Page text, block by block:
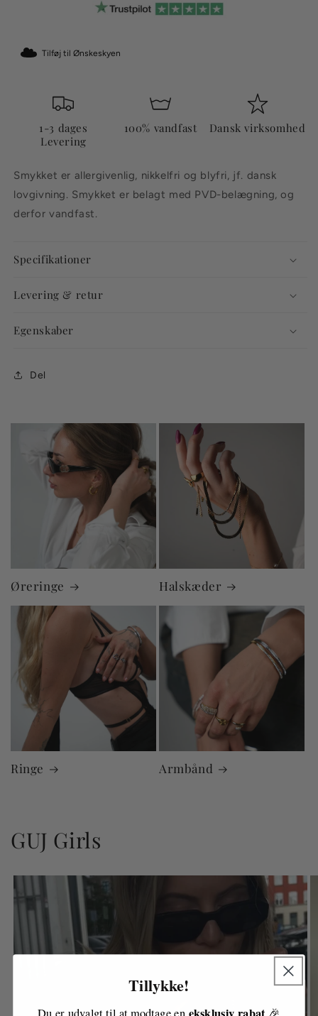
Tilføj til Ønskeskyen
1-3 dages
Levering
100% vandfast Dansk virksomhed
Smykket er allergivenlig, nikkelfri og blyfri, jf. dansk
lovgivning. Smykket er belagt med PVD-belægning, og
derfor vandfast.
Specifikationer
Levering & retur
Egenskaber
Del
Øreringe Halskæder
Ringe Armbånd
GUJ Girls
Tillykke!
Du er udvalgt til at modtage en 🎉